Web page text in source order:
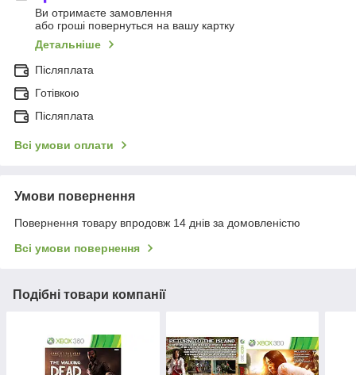
Ви отримаєте замовлення
або гроші повернуться на вашу картку
Детальніше
Післяплата
Готівкою
Післяплата
Всі умови оплати
Умови повернення
Повернення товару впродовж 14 днів за домовленістю
Всі умови повернення
Подібні товари компанії